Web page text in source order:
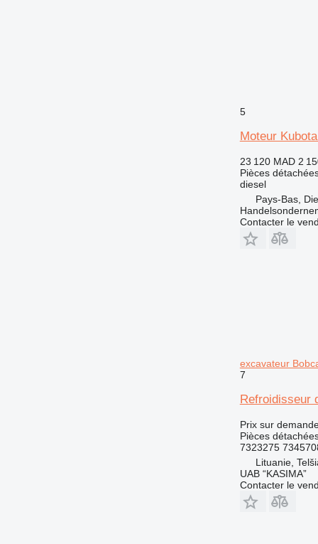
5
Moteur
23 120 MAD 2
Pièces
diesel
Pays-Bas,
Contacter le
excavateur
7
Refroidisseur
Prix sur
Pièces
7323275
Lituanie,
UAB “KASIMA”
Contacter le